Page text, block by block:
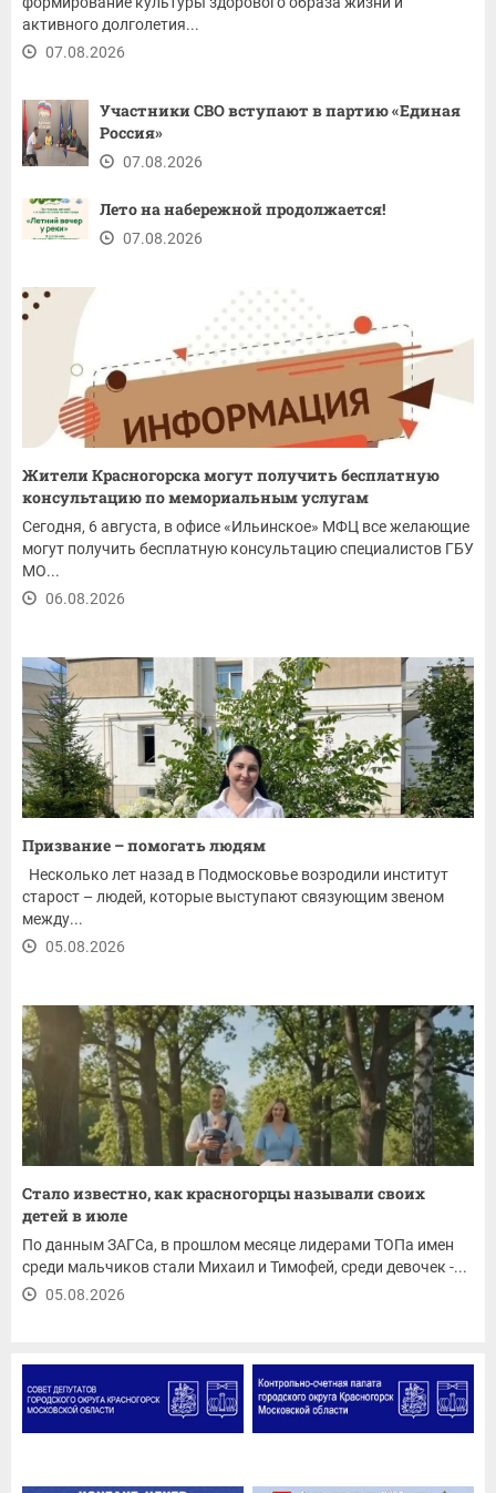
активного долголетия...
07.08.2026
Участники СВО вступают в партию «Единая
Россия»
07.08.2026
Лето на набережной продолжается!
07.08.2026
Жители Красногорска могут получить бесплатную
консультацию по мемориальным услугам
Сегодня, 6 августа, в офисе «Ильинское» МФЦ все желающие
могут получить бесплатную консультацию специалистов ГБУ
МО...
06.08.2026
Призвание – помогать людям
Несколько лет назад в Подмосковье возродили институт
старост – людей, которые выступают связующим звеном
между...
05.08.2026
Стало известно, как красногорцы называли своих
детей в июле
По данным ЗАГСа, в прошлом месяце лидерами ТОПа имен
среди мальчиков стали Михаил и Тимофей, среди девочек -...
05.08.2026